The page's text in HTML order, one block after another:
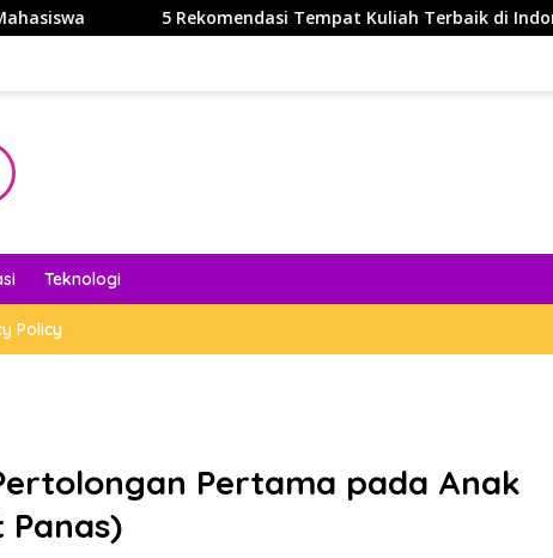
5 Rekomendasi Tempat Kuliah Terbaik di Indonesia dan
Teknologi
Policy
Pertama pada Anak
Panas)